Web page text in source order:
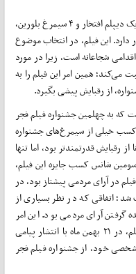
هم با نامزدی در ۱۳ رشته و برنده شدن یک دیپلم افتخار و ۴ سیمرغ بلورین،
چهلم قرار دارد. این فیلم، در انتخاب موضوع
شجاعانه است، زیرا در مورد
همین امر این فیلم را به
از رقبایش پیشی بگیرد.
که به چهلمین جشنواره فیلم فجر
خیلی از سیمرغ‌های جشنواره
رقبایش قدرتمندتر بود، اما تنها
شانس کسب جایزه این فیلم،
در آرای مردمی پیشتاز بود، در
اتفاقی که در نظر بسیاری از
گرفتن آرای مردمی بود. این امر
دلیلی شد برای این که امیر بنان تهیه‌کننده فیلم، در ۲۱ بهمن ماه با انتشار پیامی
خود، از جشنواره فیلم فجر